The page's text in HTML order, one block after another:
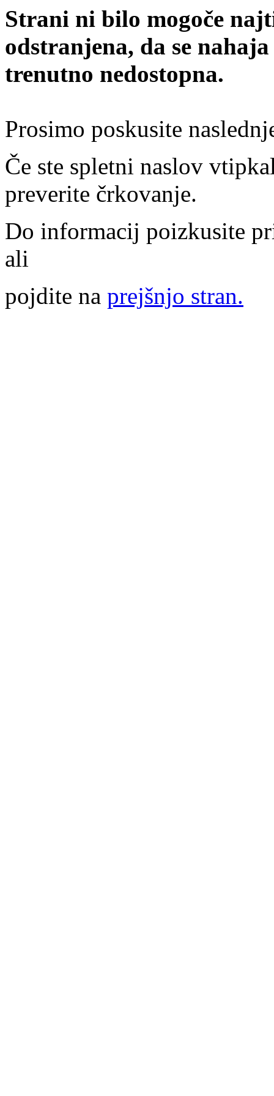
Strani ni bilo mogoče
odstranjena, da se
trenutno nedostopna.
Prosimo poskusite
Če ste spletni naslov
preverite črkovanje.
Do informacij poizkusite
ali
pojdite na prejšnjo stran.